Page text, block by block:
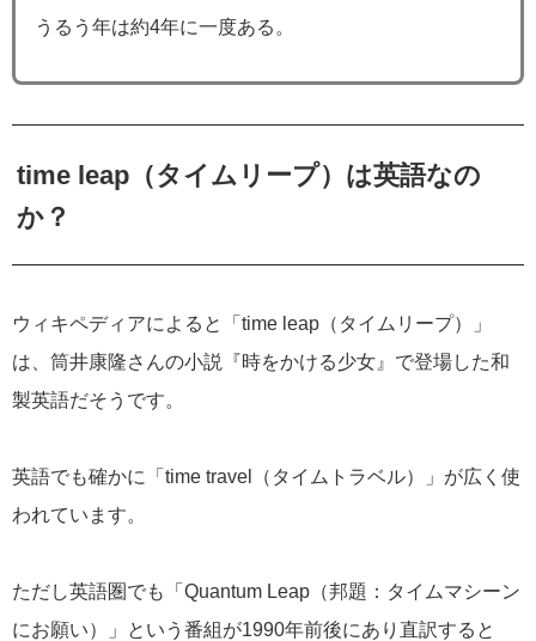
うるう年は約4年に一度ある。
time leap（タイムリープ）は英語なの
か？
ウィキペディアによると「time leap（タイムリープ）」
は、筒井康隆さんの小説『時をかける少女』で登場した和
製英語だそうです。
英語でも確かに「time travel（タイムトラベル）」が広く使
われています。
ただし英語圏でも「Quantum Leap（邦題：タイムマシーン
にお願い）」という番組が1990年前後にあり直訳すると